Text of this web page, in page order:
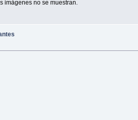
imágenes no se muestran.